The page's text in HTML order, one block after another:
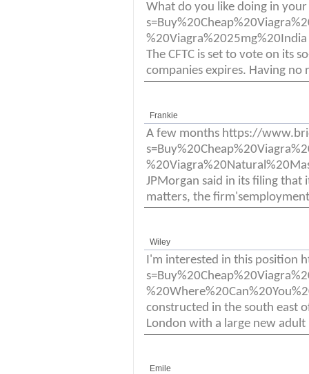
What do you like doing in
The CFTC is set to vote on its
companies expires. Having
Frankie
A few months https://
JPMorgan said in its filing
matters, the
Wiley
I'm interested in this position
constructed in the south east
London with a large new
Emile